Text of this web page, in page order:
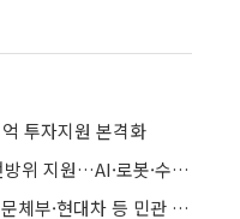
투자지원 본격화
현대차 새만금 프로젝트에 정부 전방위 지원…AI·로봇·수소 산업 육성
외국인 노동자 한국어교육 강화…문체부·현대차 등 민관 협력 나서